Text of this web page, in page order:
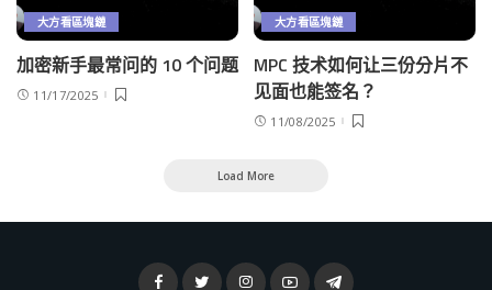
大方看區塊鏈
加密新手最常问的 10 个问题
11/17/2025
大方看區塊鏈
MPC 技术如何让三份分片不
见面也能签名？
11/08/2025
Load More